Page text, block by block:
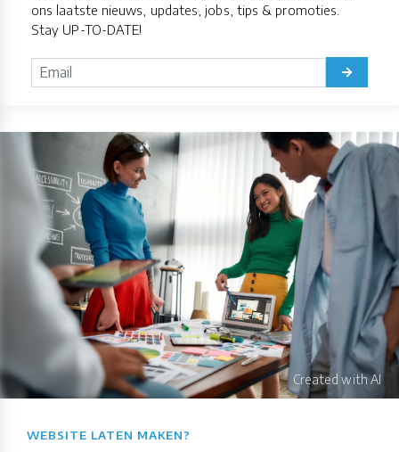
ons laatste nieuws, updates, jobs, tips & promoties.
Stay UP-TO-DATE!
WEBSITE LATEN MAKEN?​​​​​​​​​​​​​​